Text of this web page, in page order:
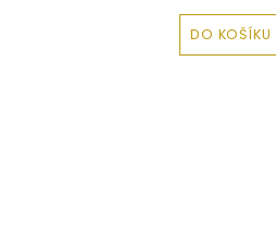
DO KOŠÍKU